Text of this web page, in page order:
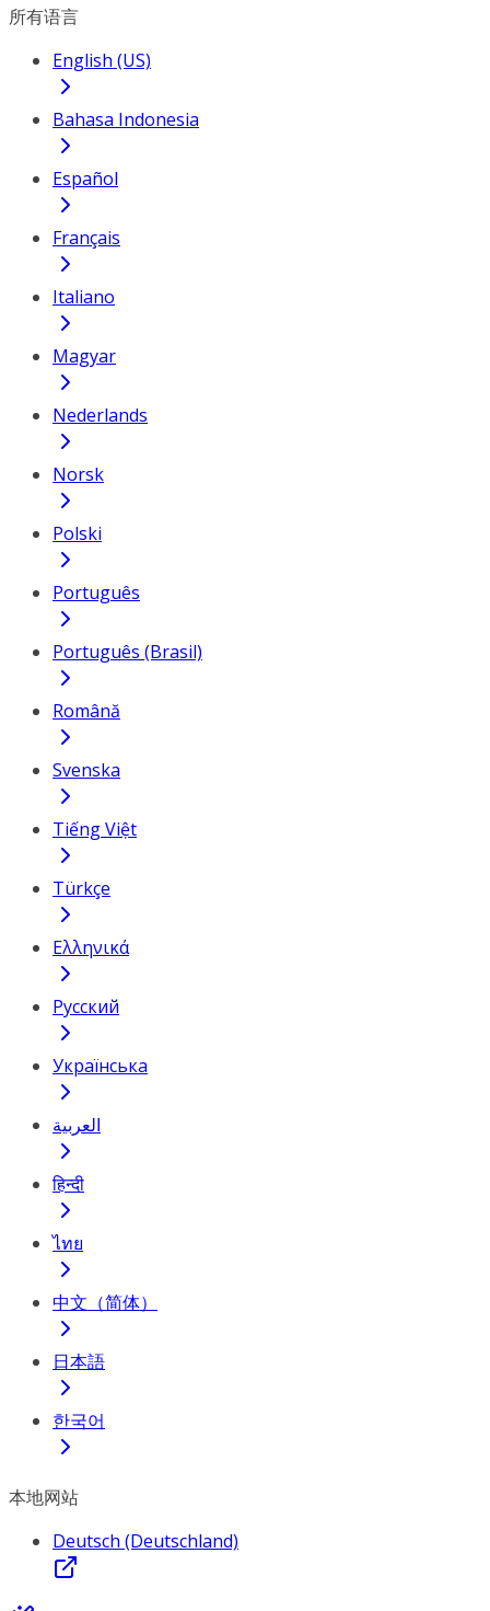
所有语言
English (US)
Bahasa Indonesia
Español
Français
Italiano
Magyar
Nederlands
Norsk
Polski
Português
Português (Brasil)
Română
Svenska
Tiếng Việt
Türkçe
Ελληνικά
Русский
Українська
العربية
हिन्दी
ไทย
中文（简体）
日本語
한국어
本地网站
Deutsch (Deutschland)